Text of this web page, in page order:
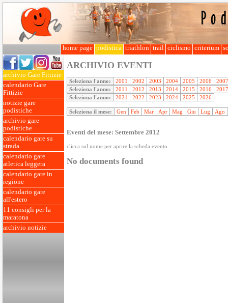
home page podistica triathlon trail ciclismo criterium
archivio Gare Fittizie
calendario Gare
Fittizie
notizie gare
podistiche
archivio gare
podistiche
calendario gare su
strada
calendario gare
atletica leggera
calendario gare in
regione
calendario gare
all'estero
11 consigli per la
maratona
archivio notizie
ARCHIVIO EVENTI
Seleziona l'anno: 2001 2002 2003 2004 2005 2006
2007
Seleziona l'anno:
2011 2012 2013 2014 2015 2016
2017
Seleziona l'anno:
2021 2022 2023 2024 2025 2026
Seleziona il mese: Gen Feb Mar Apr Mag Giu Lug Ago
Eventi del mese: Settembre 2012
clicca sul nome per aprire la scheda evento
No documents found